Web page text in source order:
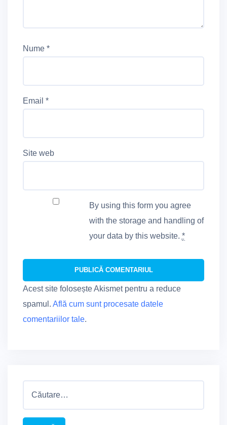
Nume *
Email *
Site web
By using this form you agree
with the storage and handling of
your data by this website. *
Acest site folosește Akismet pentru a reduce
spamul. Află cum sunt procesate datele
comentariilor tale.